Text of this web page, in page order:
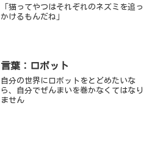
「猫ってやつはそれぞれのネズミを追っ
かけるもんだね」
言葉：ロボット
自分の世界にロボットをとどめたいな
ら、自分でぜんまいを巻かなくてはなり
ません